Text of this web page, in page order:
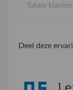
Totale
Deel deze